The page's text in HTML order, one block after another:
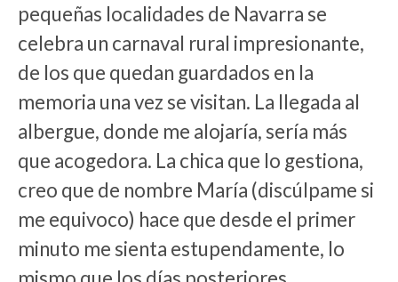
pequeñas localidades de Navarra se
celebra un carnaval rural impresionante,
de los que quedan guardados en la
memoria una vez se visitan. La llegada al
albergue, donde me alojaría, sería más
que acogedora. La chica que lo gestiona,
creo que de nombre María (discúlpame si
me equivoco) hace que desde el primer
minuto me sienta estupendamente, lo